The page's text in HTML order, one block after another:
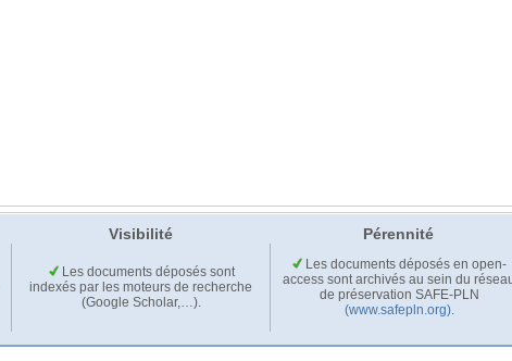
Visibilité Pérennité
Les documents déposés sont
indexés par les moteurs de recherche
(Google Scholar,…).
Les documents déposés en open-
access sont archivés au sein du
de préservation SAFE-PLN
(www.safepln.org).